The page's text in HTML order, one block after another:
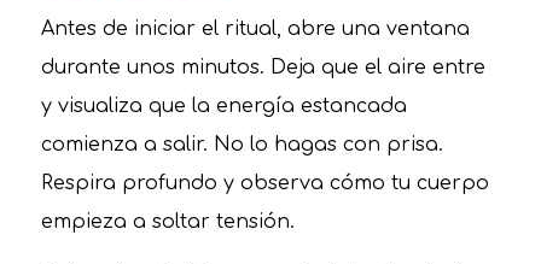
Antes de iniciar el ritual, abre una ventana
durante unos minutos. Deja que el aire entre
y visualiza que la energía estancada
comienza a salir. No lo hagas con prisa.
Respira profundo y observa cómo tu cuerpo
empieza a soltar tensión.